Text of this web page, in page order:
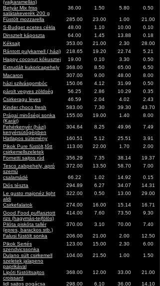
(vajkaramellás)
Betyár Mix friss
salátakeverék 200 g
36.00 1.50 5.80 0.50
Füstölt mozzarella 285.00 23.00 1.00
21.00
S-Budget ecetes cékla
48.00 1.10 10.00
0.10
Dinsztelt káposzta
64.00 1.45 13.88
0.18
Kéksajt
353.00 21.00 2.30
28.00
Rántott pulykamell ( házi)
218.65 19.20 22.74
5.21
Happy coconut kókusztej
19.00 0.10 3.30
0.50
Extrudált kukoricapehely
368.00 8.50 65.00
6.50
Macaron
307.00 9.00 48.00
8.00
házi szilvásgombóc
150.06 4.12 31.99
0.50
párolt vegyes zöldség
56.25 2.86 10.29
0.35
Csirkeragu leves
46.59 2.04 4.02
2.43
Kinder choco fresh
583.00 7.30 39.30
43.70
Prágai minőségi sonka
(Karát)
155.00 19.00 1.40 8.00
Fehérkenyér (házi)
kenyérsütőgépben
304.64 8.25 49.96 7.49
Hatlapos sütemény 160.51 5.12 25.51
3.91
Pikok Pure füstölt,főtt
csirkemellszeletek
113.00 22.00 1.70 2.00
Fornetti sajtos rúd 356.29 7.35 38.14
19.37
Tesco zabpehely, apró
szemű
372.00 13.50 58.70 7.00
csalamádé 66.22 1.02 14.92
0.15
Diós tészta
294.89 6.27 34.07
14.31
Le gusto majonéz light
aldi
322.00 0.50 13.00 29.00
Csirkefalatok 274.00 16.00 15.14
16.71
Good Food puffasztott
rizs (hagymás-tejfölös)
414.00 7.60 73.50 9.30
Pilóta piskóta tallér
(epres, barackos stb.)
370.00 3.10 70.00 7.40
Falusi füstölt sonka 206.00 21.00 2.00
12.50
Pikok Sertés
szendvicssonka
123.00 15.00 2.30 6.00
Dulano sült csirkemell
szeletek jalapeno
paprikával
104.00 21.50 1.00 1.50
Lipóti füstöltsajtos
croissant
368.00 12.00 33.00 21.00
lidl sajtos pogácsa 298.00 6.10 36.00 14.10